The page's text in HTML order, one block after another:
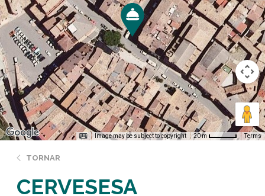
Image may be subject to copyright 20 m Terms
TORNAR
CERVESESA